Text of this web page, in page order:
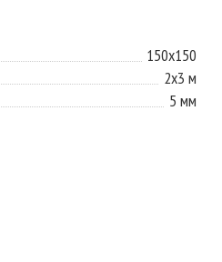
150х150
2x3 м
5 мм